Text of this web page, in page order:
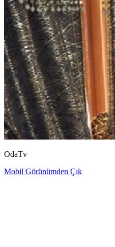
OdaTv
Mobil Görünümden Çık